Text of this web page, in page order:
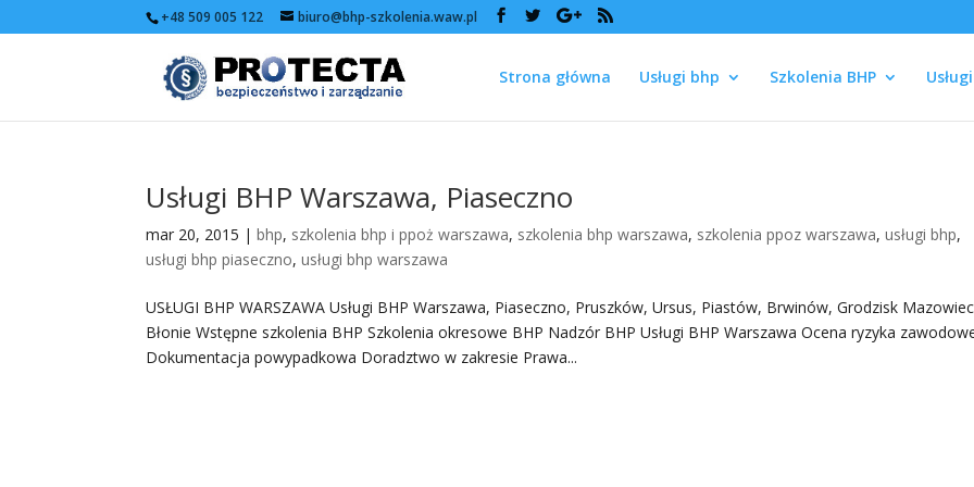
+48 509 005 122 biuro@bhp-szkolenia.waw.pl
Strona główna Usługi bhp Szkolenia BHP
Usługi BHP Warszawa, Piaseczno
mar 20, 2015 |bhp, szkolenia bhp i ppoż warszawa, szkolenia bhp warszawa, szkolenia ppoz warszawa,usługi bhp,
usługi bhp piaseczno,usługi bhp warszawa
USŁUGI BHP WARSZAWA Usługi BHP Warszawa, Piaseczno, Pruszków, Ursus, Piastów, Brwinów, Grodzisk
Błonie Wstępne szkolenia BHP Szkolenia okresowe BHP Nadzór BHP Usługi BHP Warszawa Ocena ryzyka
Dokumentacja powypadkowa Doradztwo w zakresie Prawa...